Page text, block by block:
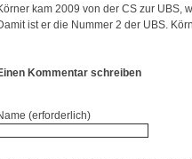
kam 2009 von der CS zur UBS,
ist er die Nummer 2 der UBS.
Kommentar schreiben
(erforderlich)